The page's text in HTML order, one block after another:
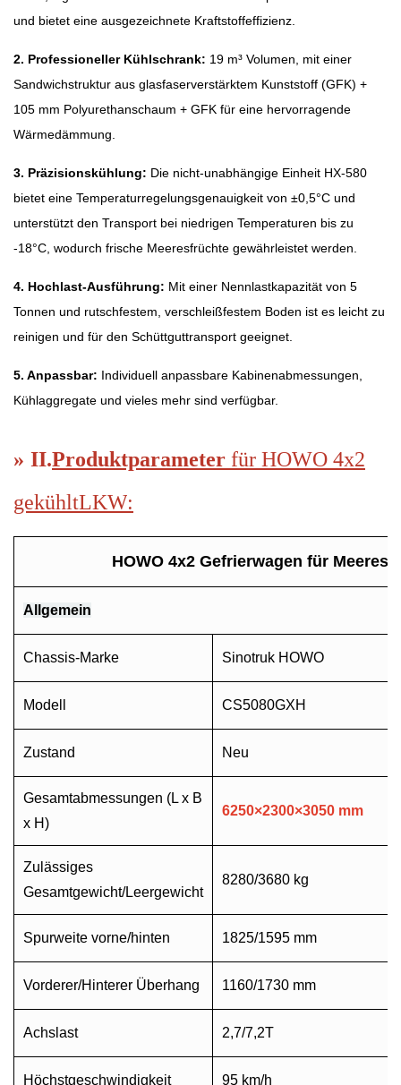
und bietet eine ausgezeichnete Kraftstoffeffizienz.
2. Professioneller Kühlschrank: 19 m³ Volumen, mit einer
Sandwichstruktur aus glasfaserverstärktem Kunststoff (GFK) +
105 mm Polyurethanschaum + GFK für eine hervorragende
Wärmedämmung.
3. Präzisionskühlung: Die nicht-unabhängige Einheit HX-580
bietet eine Temperaturregelungsgenauigkeit von ±0,5°C und
unterstützt den Transport bei niedrigen Temperaturen bis zu
-18°C, wodurch frische Meeresfrüchte gewährleistet werden.
4. Hochlast-Ausführung: Mit einer Nennlastkapazität von 5
Tonnen und rutschfestem, verschleißfestem Boden ist es leicht zu
reinigen und für den Schüttguttransport geeignet.
5. Anpassbar: Individuell anpassbare Kabinenabmessungen,
Kühlaggregate und vieles mehr sind verfügbar.
» II.Produktparameter für HOWO 4x2
gekühltLKW:
HOWO 4x2 Gefrierwagen für
Allgemein
Chassis-Marke Sinotruk HOWO
Modell CS5080GXH
Zustand Neu
Gesamtabmessungen (L x B
x H)
6250×2300×3050 mm
Zulässiges
Gesamtgewicht/Leergewicht
8280/3680 kg
Spurweite vorne/hinten 1825/1595 mm
Vorderer/Hinterer Überhang 1160/1730 mm
Achslast 2,7/7,2T
Höchstgeschwindigkeit 95 km/h